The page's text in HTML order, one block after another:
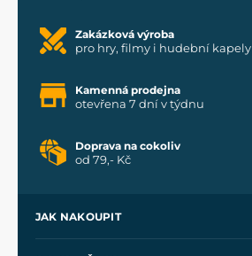
Zakázková výroba
pro hry, filmy i hudební kapely
Kamenná prodejna
otevřena 7 dní v týdnu
Doprava na cokoliv
od 79,- Kč
JAK NAKOUPIT